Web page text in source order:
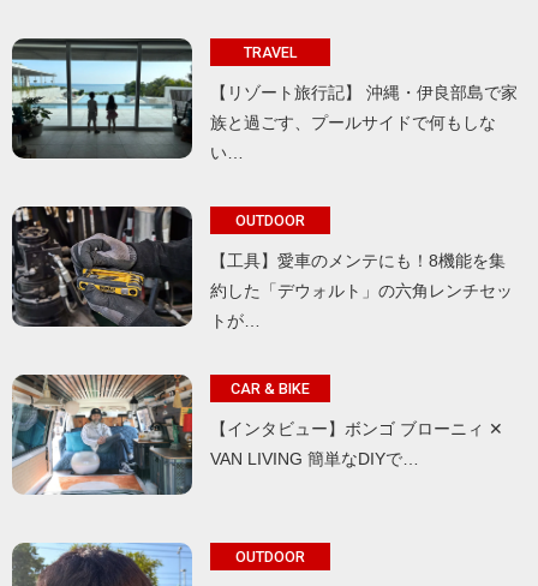
TRAVEL
【リゾート旅行記】 沖縄・伊良部島で家
族と過ごす、プールサイドで何もしな
い…
OUTDOOR
【工具】愛車のメンテにも！8機能を集
約した「デウォルト」の六角レンチセッ
トが…
CAR & BIKE
【インタビュー】ボンゴ ブローニィ ✕
VAN LIVING 簡単なDIYで…
OUTDOOR